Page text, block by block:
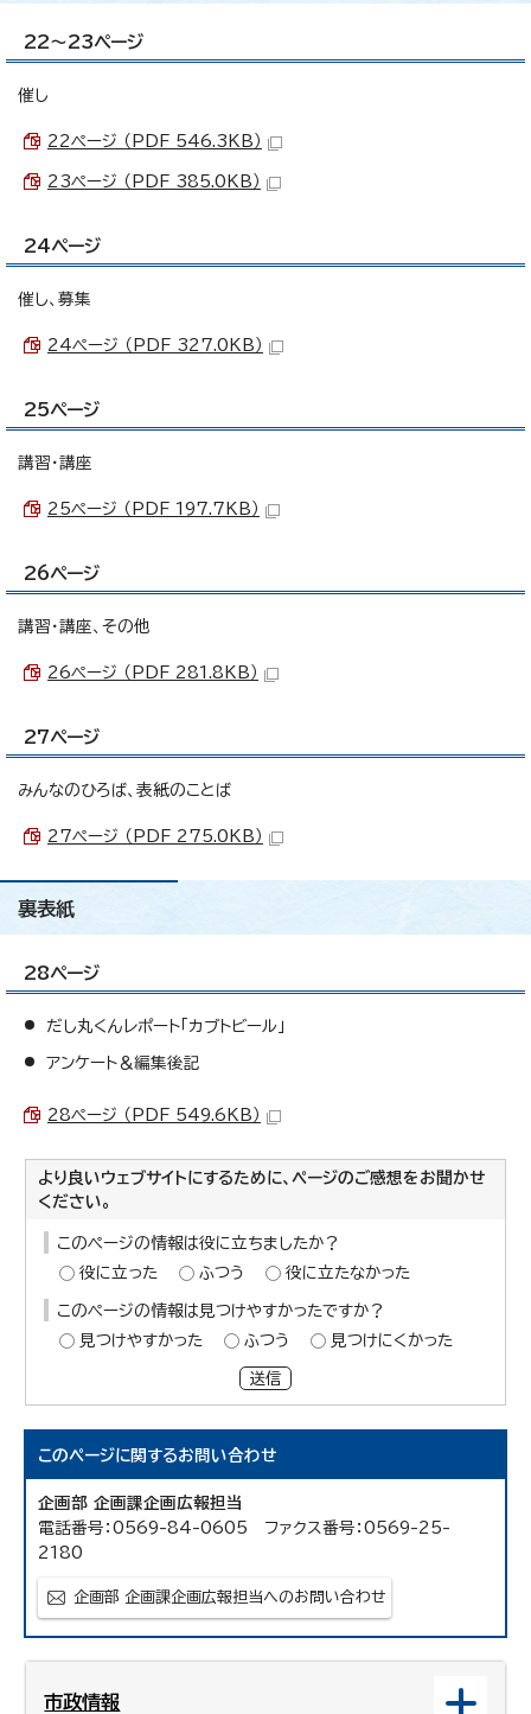
22～23ページ
催し
22ページ （PDF 546.3KB）
23ページ （PDF 385.0KB）
24ページ
催し、募集
24ページ （PDF 327.0KB）
25ページ
講習・講座
25ページ （PDF 197.7KB）
26ページ
講習・講座、その他
26ページ （PDF 281.8KB）
27ページ
みんなのひろば、表紙のことば
27ページ （PDF 275.0KB）
裏表紙
28ページ
だし丸くんレポート「カブトビール」
アンケート＆編集後記
28ページ （PDF 549.6KB）
より良いウェブサイトにするために、ページのご感想をお聞かせ
ください。
このページの情報は役に立ちましたか？
役に立った
ふつう 役に立たなかった
このページの情報は見つけやすかったですか？
見つけやすかった
ふつう 見つけにくかった
送信
このページに関するお問い合わせ
企画部 企画課企画広報担当
電話番号：0569-84-0605 ファクス番号：0569-25-
2180
企画部 企画課企画広報担当へのお問い合わせ
市政情報